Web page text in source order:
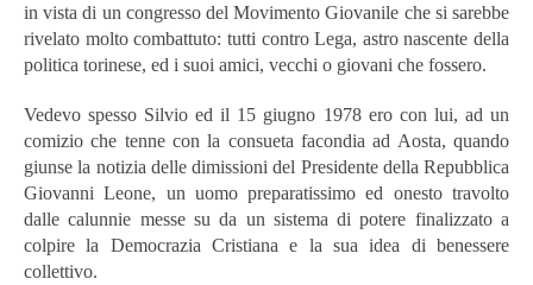
in vista di un congresso del Movimento Giovanile che si sarebbe
rivelato molto combattuto: tutti contro Lega, astro nascente della
politica torinese, ed i suoi amici, vecchi o giovani che fossero.
Vedevo spesso Silvio ed il 15 giugno 1978 ero con lui, ad un
comizio che tenne con la consueta facondia ad Aosta, quando
giunse la notizia delle dimissioni del Presidente della Repubblica
Giovanni Leone, un uomo preparatissimo ed onesto travolto
dalle calunnie messe su da un sistema di potere finalizzato a
colpire la Democrazia Cristiana e la sua idea di benessere
collettivo.